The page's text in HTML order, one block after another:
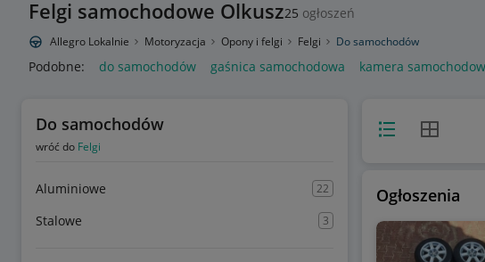
Felgi samochodowe Olkusz25 ogłoszeń
Allegro Lokalnie Motoryzacja Opony i felgi Felgi Do samochodów
Podobne: do samochodów gaśnica samochodowa kamera
Do samochodów
wróć do Felgi
Aluminiowe 22
Stalowe 3
Widok listyWidok siatki
Ogłoszenia